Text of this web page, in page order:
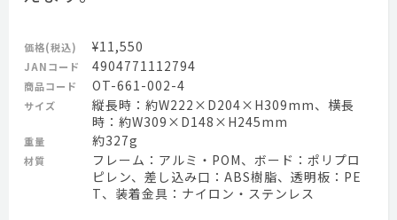
価格(税込) ¥11,550
JANコード 4904771112794
商品コード OT-661-002-4
サイズ
縦長時：約W222×D204×H309mm、横長
時：約W309×D148×H245mm
重量 約327g
材質
フレーム：アルミ・POM、ボード：ポリプロ
ピレン、差し込み口：ABS樹脂、透明板：PE
T、装着金具：ナイロン・ステンレス